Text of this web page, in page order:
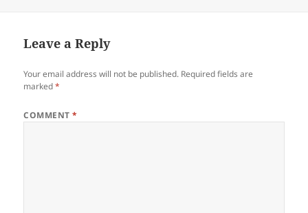
Leave a Reply
Your email address will not be published. Required fields are
marked*
COMMENT*